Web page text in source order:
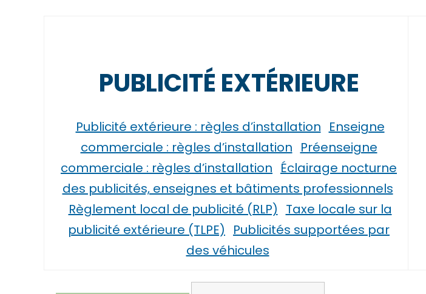
PUBLICITÉ EXTÉRIEURE
Publicité extérieure : règles d’installation Enseigne
commerciale : règles d’installation Préenseigne
commerciale : règles d’installation Éclairage nocturne
des publicités, enseignes et bâtiments professionnels
Règlement local de publicité (RLP) Taxe locale sur la
publicité extérieure (TLPE)
Publicités supportées par
des véhicules